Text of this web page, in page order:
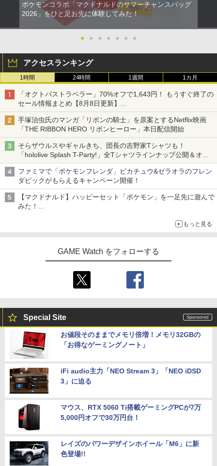
ポケモンコラボ「マクドナルドのサマーチャンスバッグ
2026」をひと足お先に体験してみた！
● ● ● ● ● ● ●
アクセスランキング
1時間 24時間 1週間 1カ月
「オクトパストラベラー」70%オフで1,643円！ もうすぐ終了の
セール情報まとめ【8月8日更新】
ニンテンドーeショップでは「大神 絶景版」が67%オフで990円
手塚治虫氏のマンガ「リボンの騎士」を原案とするNetflix映画
「THE RIBBON HERO リボンヒーロー」本日配信開始
そらザウルスやギャルきち、団長の吉野家Tシャツも！
「hololive Splash T-Party!」全Tシャツラインナップ公開＆オン
ライン販売開始
ファミマで「ポケモンフレンダ」ピカチュウ&ゼラオラのフレン
ダピックがもらえるキャンペーン開催！
【マクドナルド】ハッピーセット「ポケモン」を一足先に遊んで
みた！
もっと見る
GAME Watch をフォローする
Special Site
お値段そのままでメモリ倍増！メモリ32GBの
「お得なゲーミングノート」
iFi audio主力「NEO Stream 3」「NEO iDSD
3」に迫る
マウス、RTX 5060 Ti搭載ゲーミングPCが7万
5,000円オフで30万円台！
レイズのパワーデザインホイール「M6」に新
色登場!!